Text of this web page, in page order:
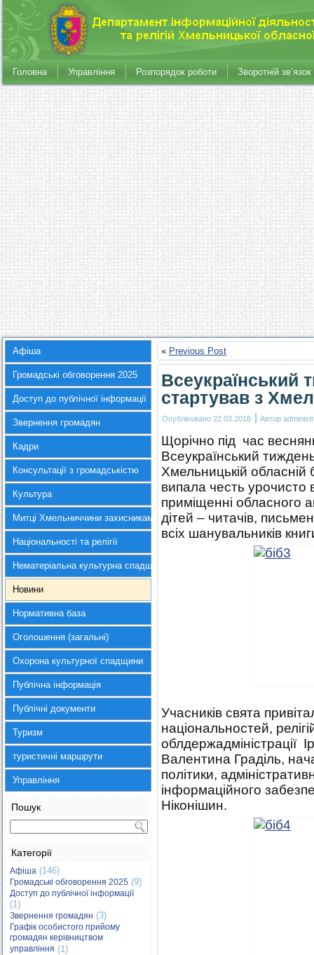
Головна Управління Розпорядок роботи Зворотній зв’язок
Афіша
Громадські обговорення 2025
Доступ до публічної інформації
Звернення громадян
Кадри
Консультації з громадськістю
Культура
Митці Хмельниччини захисникам України
Національності та релігії
Нематеріальна культурна спадщина
Новини
Нормативна база
Оголошення (загальні)
Охорона культурної спадщини
Публічна інформація
Публічні документи
Туризм
туристичні маршрути
Управління
Пошук
Категорії
Афіша (146)
Громадські обговорення 2025 (9)
Доступ до публічної інформації
(1)
Звернення громадян (3)
Графік особистого прийому
громадян керівництвом
управління (1)
« Previous Post
Всеукраїнський
стартував з
Опубліковано 22.03.2016 | Автор
Щорічно під час
Всеукраїнський
Хмельницькій обласній
випала честь урочисто
приміщенні обласного
дітей – читачів,
всіх шанувальників
Учасників свята
національностей,
облдержадміністрації
Валентина Граділь,
політики,
інформаційного
Ніконішин.